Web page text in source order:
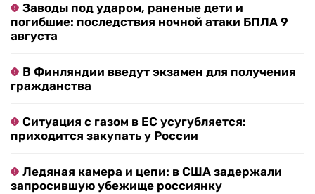
Заводы под ударом, раненые дети и
погибшие: последствия ночной атаки БПЛА 9
августа
В Финляндии введут экзамен для получения
гражданства
Ситуация с газом в ЕС усугубляется:
приходится закупать у России
Ледяная камера и цепи: в США задержали
запросившую убежище россиянку